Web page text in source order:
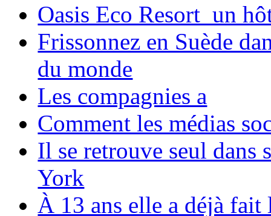
Oasis Eco Resort un
Frissonnez en Suède
du monde
Les compagnies a
Comment les médias
Il se retrouve seul dans
York
À 13 ans elle a déjà